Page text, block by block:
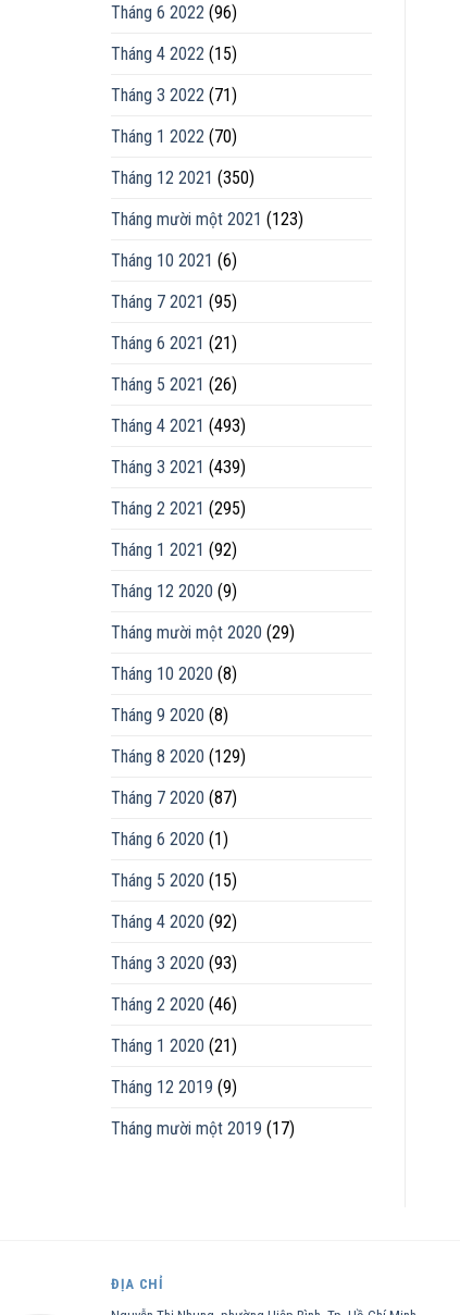
Tháng 6 2022 (96)
Tháng 4 2022 (15)
Tháng 3 2022 (71)
Tháng 1 2022 (70)
Tháng 12 2021 (350)
Tháng mười một 2021 (123)
Tháng 10 2021 (6)
Tháng 7 2021 (95)
Tháng 6 2021 (21)
Tháng 5 2021 (26)
Tháng 4 2021 (493)
Tháng 3 2021 (439)
Tháng 2 2021 (295)
Tháng 1 2021 (92)
Tháng 12 2020 (9)
Tháng mười một 2020 (29)
Tháng 10 2020 (8)
Tháng 9 2020 (8)
Tháng 8 2020 (129)
Tháng 7 2020 (87)
Tháng 6 2020 (1)
Tháng 5 2020 (15)
Tháng 4 2020 (92)
Tháng 3 2020 (93)
Tháng 2 2020 (46)
Tháng 1 2020 (21)
Tháng 12 2019 (9)
Tháng mười một 2019 (17)
ĐỊA CHỈ